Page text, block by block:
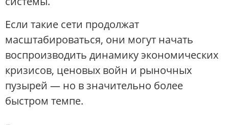
Если такие сети продолжат
масштабироваться, они могут начать
воспроизводить динамику экономических
кризисов, ценовых войн и рыночных
пузырей — но в значительно более
быстром темпе.